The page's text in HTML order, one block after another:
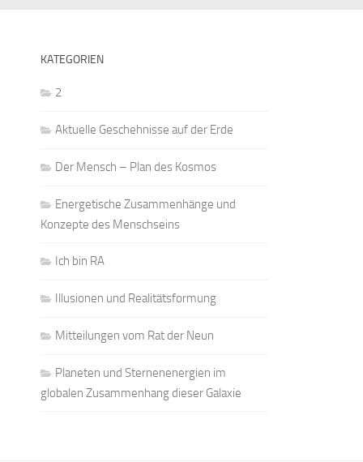
KATEGORIEN
2
Aktuelle Geschehnisse auf der Erde
Der Mensch – Plan des Kosmos
Energetische Zusammenhänge und
Konzepte des Menschseins
Ich bin RA
Illusionen und Realitätsformung
Mitteilungen vom Rat der Neun
Planeten und Sternenenergien im
globalen Zusammenhang dieser Galaxie